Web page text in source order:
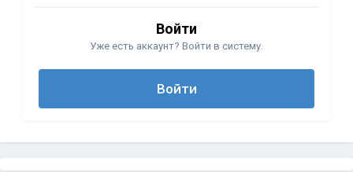
Войти
Уже есть аккаунт? Войти в систему.
Войти